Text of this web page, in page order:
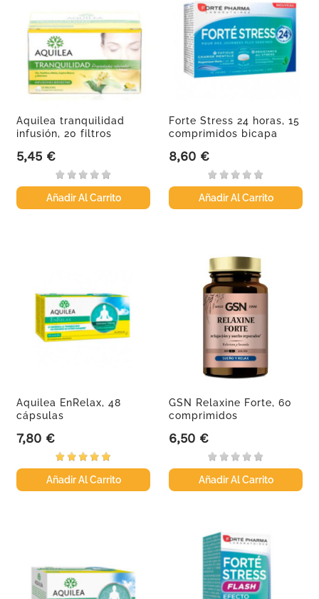
Aquilea tranquilidad
infusión, 20 filtros
Precio
5,45 €
Añadir Al Carrito
Forte Stress 24 horas, 15
comprimidos bicapa
Precio
8,60 €
Añadir Al Carrito
Aquilea EnRelax, 48
cápsulas
Precio
7,80 €
Añadir Al Carrito
GSN Relaxine Forte, 60
comprimidos
Precio
6,50 €
Añadir Al Carrito